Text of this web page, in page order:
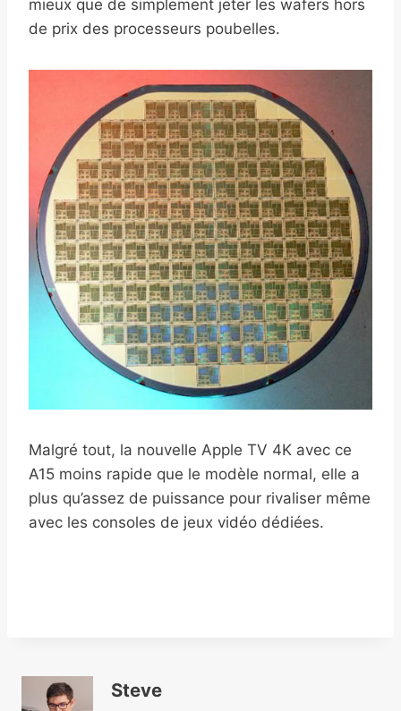
mieux que de simplement jeter les wafers hors
de prix des processeurs poubelles.
Malgré tout, la nouvelle Apple TV 4K avec ce
A15 moins rapide que le modèle normal, elle a
plus qu’assez de puissance pour rivaliser même
avec les consoles de jeux vidéo dédiées.
Steve